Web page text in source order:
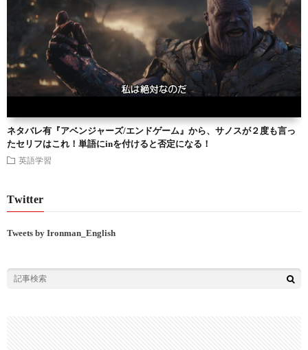
ネタバレ有『アベンジャーズ/エンドゲーム』から、サノスが２度も言っ
たセリフはこれ！単語にinを付けると否定になる！
英語学習
Twitter
Tweets by Ironman_English